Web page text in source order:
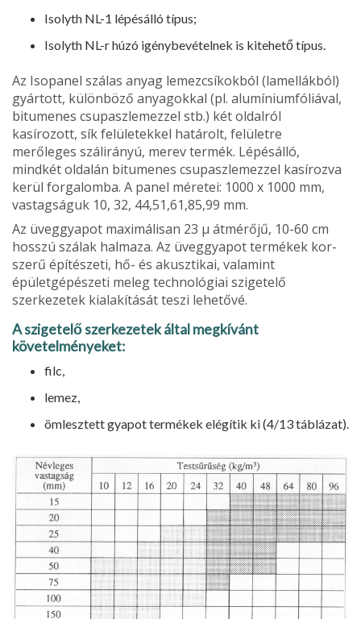
Isolyth NL-1 lépésálló típus;
Isolyth NL-r húzó igénybevételnek is kitehető típus.
Az Isopanel szálas anyag lemezcsí­kokból (lamellákból)
gyártott, különbö­ző anyagokkal (pl. alumíniumfóliával,
bitumenes csupaszlemezzel stb.) két oldalról
kasírozott, sík felületekkel hatá­rolt, felületre
merőleges szálirányú, me­rev termék. Lépésálló,
mindkét oldalán bitumenes csupaszlemezzel kasírozva
kerül forgalomba. A panel méretei: 1000 x 1000 mm,
vastagságuk 10, 32, 44,51,61,85,99 mm.
Az üveggyapot maximálisan 23 µ átmérőjű, 10-60 cm
hosszú szálak halmaza. Az üveggyapot termékek kor­
szerű építészeti, hő- és akusztikai, vala­mint
épületgépészeti meleg technológi­ai szigetelő
szerkezetek kialakítását te­szi lehetővé.
A szigetelő szerkezetek ál­tal megkívánt
követelményeket:
filc,
lemez,
ömlesztett gyapot termékek elégítik ki (4/13 táblázat).